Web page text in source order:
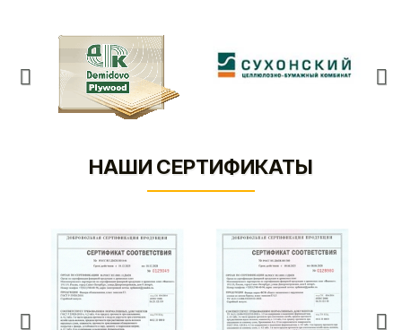
НАШИ СЕРТИФИКАТЫ